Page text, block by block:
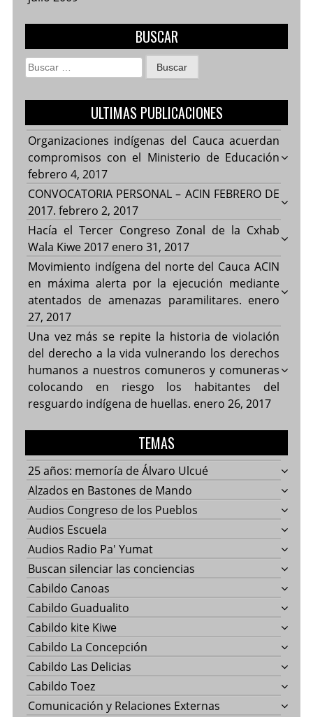
BUSCAR
Buscar:
ULTIMAS PUBLICACIONES
Organizaciones indígenas del Cauca acuerdan
compromisos con el Ministerio de Educación
febrero 4, 2017
CONVOCATORIA PERSONAL – ACIN FEBRERO DE
2017. febrero 2, 2017
Hacía el Tercer Congreso Zonal de la Cxhab
Wala Kiwe 2017 enero 31, 2017
Movimiento indígena del norte del Cauca ACIN
en máxima alerta por la ejecución mediante
atentados de amenazas paramilitares. enero
27, 2017
Una vez más se repite la historia de violación
del derecho a la vida vulnerando los derechos
humanos a nuestros comuneros y comuneras
colocando en riesgo los habitantes del
resguardo indígena de huellas. enero 26, 2017
TEMAS
25 años: memoría de Álvaro Ulcué
Alzados en Bastones de Mando
Audios Congreso de los Pueblos
Audios Escuela
Audios Radio Pa' Yumat
Buscan silenciar las conciencias
Cabildo Canoas
Cabildo Guadualito
Cabildo kite Kiwe
Cabildo La Concepción
Cabildo Las Delicias
Cabildo Toez
Comunicación y Relaciones Externas